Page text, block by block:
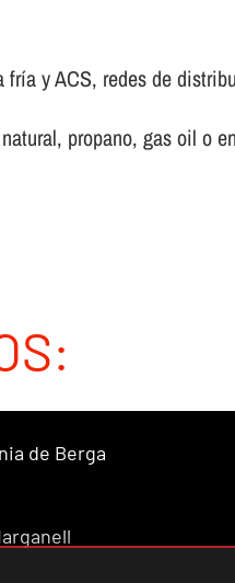
y ACS, redes de
propano, gas oil o
de Berga